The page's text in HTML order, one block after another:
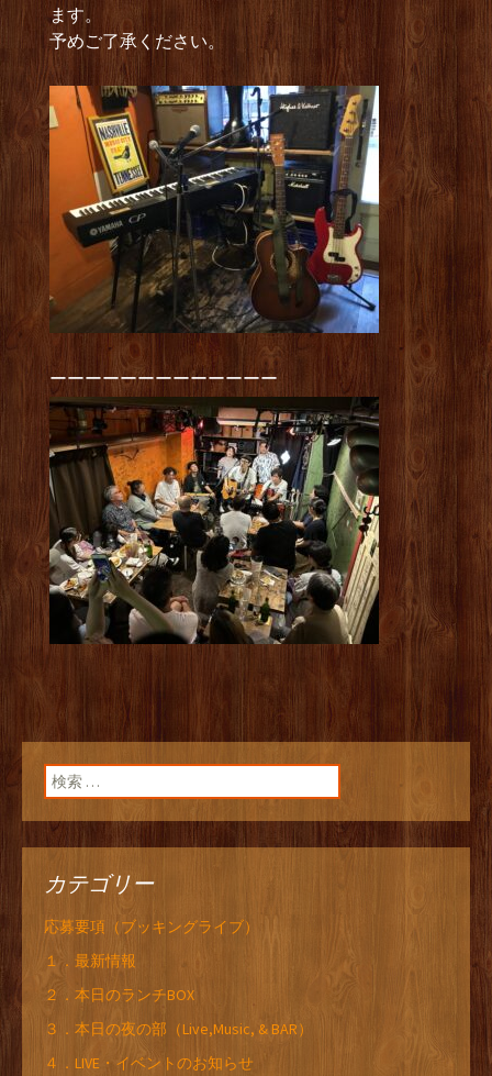
ます。
予めご了承ください。
ーーーーーーーーーーーーー
検索:
カテゴリー
応募要項（ブッキングライブ）
１．最新情報
２．本日のランチBOX
３．本日の夜の部（Live,Music, & BAR）
４．LIVE・イベントのお知らせ